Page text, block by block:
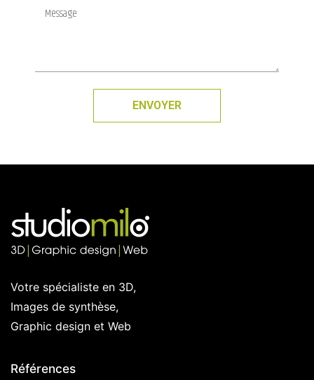
ENVOYER
Votre spécialiste en 3D,
Images de synthèse,
Graphic design et Web
Références